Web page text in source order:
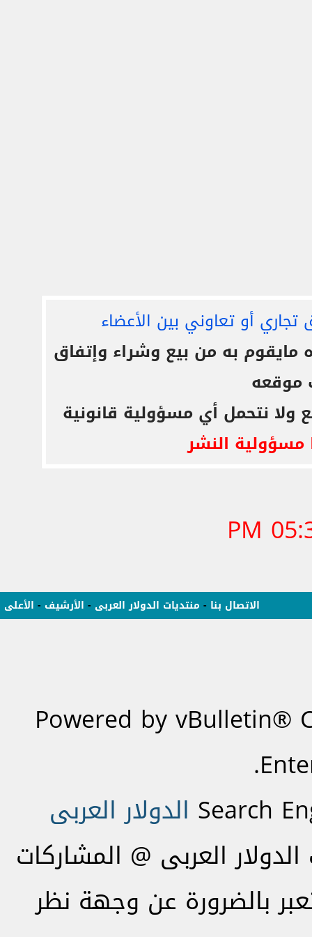
أو تعاوني بين الأعضاء
به من بيع وشراء وإتفاق
موقعه
ولا نتحمل أي مسؤولية قانونية
مسؤولية النشر
الاتصال بنا - منتديات الدولار العربى - الأرشيف - الأعلى
Powered by vBulletin®
Search الدولار العربى
العربى @ المشاركات
بالضرورة عن وجهة نظر